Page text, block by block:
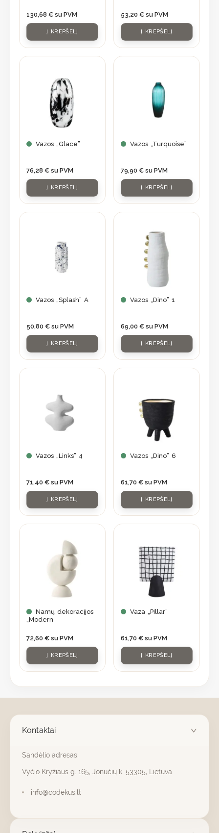
130,68 € su PVM
Į KREPŠELĮ
53,20 € su PVM
Į KREPŠELĮ
Vazos „Glace”
76,28 € su PVM
Į KREPŠELĮ
Vazos „Turquoise”
79,90 € su PVM
Į KREPŠELĮ
Vazos „Splash” A
50,80 € su PVM
Į KREPŠELĮ
Vazos „Dino” 1
69,00 € su PVM
Į KREPŠELĮ
Vazos „Links” 4
71,40 € su PVM
Į KREPŠELĮ
Vazos „Dino” 6
61,70 € su PVM
Į KREPŠELĮ
Namų dekoracijos
„Modern”
72,60 € su PVM
Į KREPŠELĮ
Vaza „Pillar”
61,70 € su PVM
Į KREPŠELĮ
Kontaktai
Sandėlio adresas:
Vyčio Kryžiaus g. 165, Jonučių k. 53305, Lietuva
info@codekus.lt